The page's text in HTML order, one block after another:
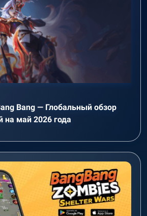
Bang — Глобальный обзор
на май 2026 года